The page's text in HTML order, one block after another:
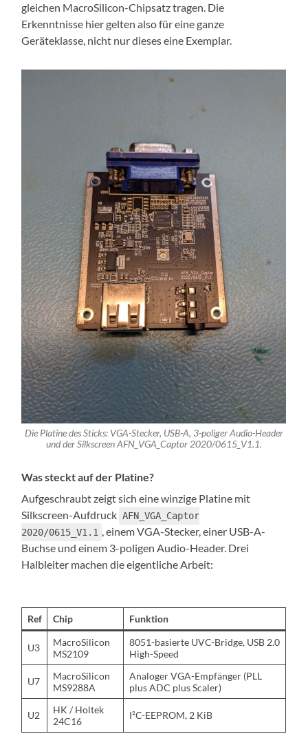
gleichen MacroSilicon-Chipsatz tragen. Die
Erkenntnisse hier gelten also für eine ganze
Geräteklasse, nicht nur dieses eine Exemplar.
Die Platine des Sticks: VGA-Stecker, USB-A, 3-poliger Audio-Header
und der Silkscreen AFN_VGA_Captor 2020/0615_V1.1.
Was steckt auf der Platine?
Aufgeschraubt zeigt sich eine winzige Platine mit
Silkscreen-Aufdruck AFN_VGA_Captor
2020/0615_V1.1 , einem VGA-Stecker, einer USB-A-
Buchse und einem 3-poligen Audio-Header. Drei
Halbleiter machen die eigentliche Arbeit:
Ref Chip Funktion
U3
MacroSilicon
MS2109
8051-basierte UVC-Bridge, USB 2.0
High-Speed
U7
MacroSilicon
MS9288A
Analoger VGA-Empfänger (PLL
plus ADC plus Scaler)
U2
HK / Holtek
24C16
I²C-EEPROM, 2 KiB